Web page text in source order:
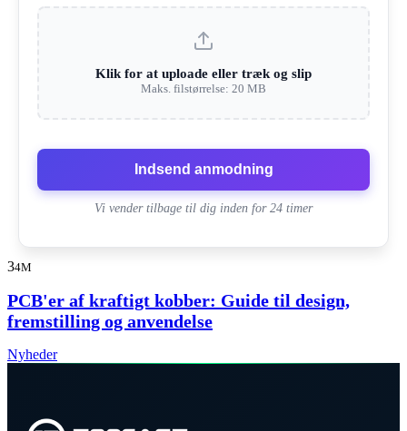
Klik for at uploade eller træk og slip
Maks. filstørrelse: 20 MB
Indsend anmodning
Vi vender tilbage til dig inden for 24 timer
34M
PCB'er af kraftigt kobber: Guide til design,
fremstilling og anvendelse
Nyheder